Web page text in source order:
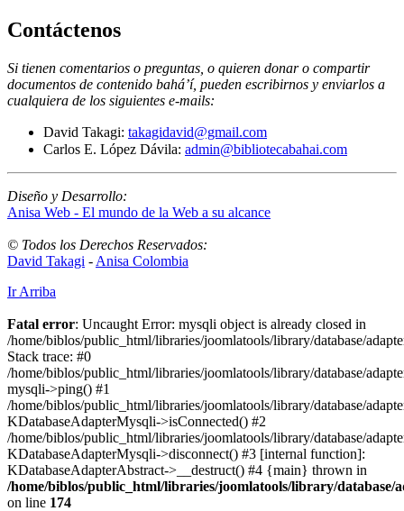
Contáctenos
Si tienen comentarios o preguntas, o quieren donar o compartir
documentos de contenido bahá’í, pueden escribirnos y enviarlos a
cualquiera de los siguientes e-mails:
David Takagi: takagidavid@gmail.com
Carlos E. López Dávila: admin@bibliotecabahai.com
Diseño y Desarrollo:
Anisa Web - El mundo de la Web a su alcance
© Todos los Derechos Reservados:
David Takagi - Anisa Colombia
Ir Arriba
Fatal error: Uncaught Error: mysqli object is already closed in
/home/biblos/public_html/libraries/joomlatools/library/database/
Stack trace: #0
/home/biblos/public_html/libraries/joomlatools/library/database/
mysqli->ping() #1
/home/biblos/public_html/libraries/joomlatools/library/database/
KDatabaseAdapterMysqli->isConnected() #2
/home/biblos/public_html/libraries/joomlatools/library/database/
KDatabaseAdapterMysqli->disconnect() #3 [internal function]:
KDatabaseAdapterAbstract->__destruct() #4 {main} thrown in
/home/biblos/public_html/libraries/joomlatools/library/database/
on line 174